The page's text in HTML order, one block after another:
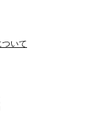
いて